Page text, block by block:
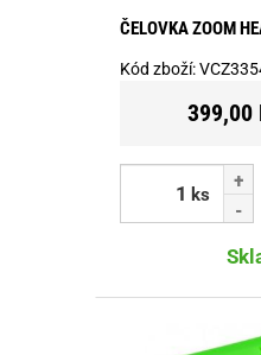
ČELOVKA ZOOM
Kód zboží:
399,00
ks